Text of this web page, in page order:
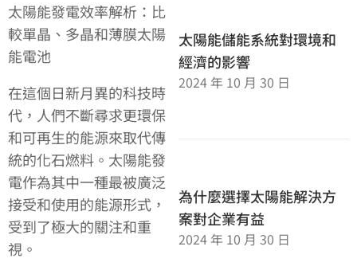
太陽能發電效率解析：比
較單晶、多晶和薄膜太陽
能電池
在這個日新月異的科技時
代，人們不斷尋求更環保
和可再生的能源來取代傳
統的化石燃料。太陽能發
電作為其中一種最被廣泛
接受和使用的能源形式，
受到了極大的關注和重
視。
太陽能儲能系統對環境和
經濟的影響
2024 年 10 月 30 日
為什麼選擇太陽能解決方
案對企業有益
2024 年 10 月 30 日